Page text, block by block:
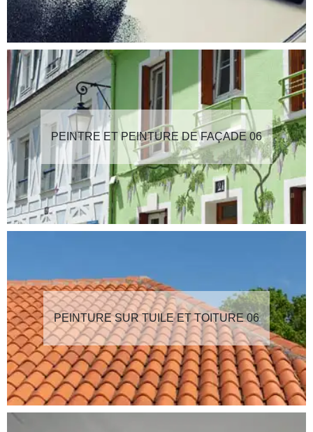
PEINTRE ET PEINTURE DE FAÇADE 06
PEINTURE SUR TUILE ET TOITURE 06